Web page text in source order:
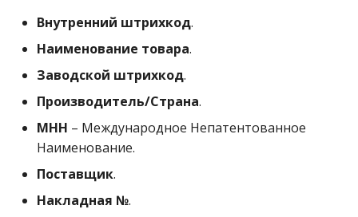
Внутренний штрихкод.
Наименование товара.
Заводской штрихкод.
Производитель/Страна.
МНН – Международное Непатентованное
Наименование.
Поставщик.
Накладная №.